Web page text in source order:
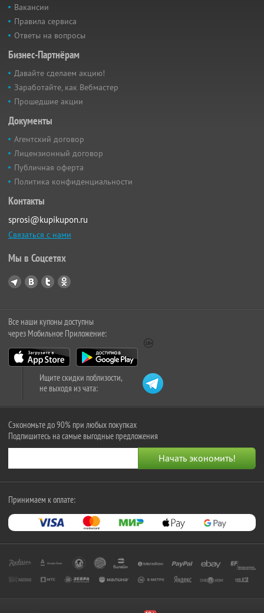
Вакансии
Правила сервиса
Ответы на вопросы
Бизнес-Партнёрам
Давайте сделаем акцию!
Заработайте, как Вебмастер
Прошедшие акции
Документы
Агентский договор
Лицензионный договор
Публичная оферта
Политика конфиденциальности
Контакты
sprosi@kupikupon.ru
Связаться с нами
Мы в Соцсетях
Все наши купоны доступны
через Мобильное Приложение:
Ищите скидки поблизости,
не выходя из чата:
Сэкономьте до 90% при любых покупках
Подпишитесь на самые выгодные предложения
Принимаем к оплате: